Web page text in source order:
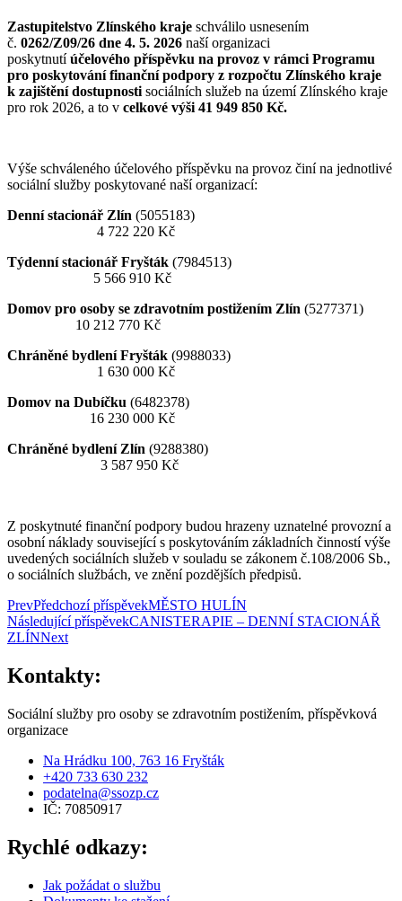
Zastupitelstvo Zlínského kraje schválilo usnesením
č. 0262/Z09/26 dne 4. 5. 2026 naší organizaci
poskytnutíúčelového příspěvku na provoz v rámci Programu
pro poskytování finanční podpory z rozpočtu Zlínského kraje
k zajištění dostupnosti sociálních služeb na území Zlínského kraje
pro rok 2026, a to v celkové výši 41 949 850 Kč.
Výše schváleného účelového příspěvku na provoz činí na jednotlivé
sociální služby poskytované naší organizací:
Denní stacionář Zlín (5055183)
4 722 220 Kč
Týdenní stacionář Fryšták (7984513)
5 566 910 Kč
Domov pro osoby se zdravotním postižením Zlín (5277371)
10 212 770 Kč
Chráněné bydlení Fryšták (9988033)
1 630 000 Kč
Domov na Dubíčku (6482378)
16 230 000 Kč
Chráněné bydlení Zlín (9288380)
3 587 950 Kč
Z poskytnuté finanční podpory budou hrazeny uznatelné provozní a
osobní náklady související s poskytováním základních činností výše
uvedených sociálních služeb v souladu se zákonem č.108/2006 Sb.,
o sociálních službách, ve znění pozdějších předpisů.
PrevPředchozí příspěvekMĚSTO HULÍN
Následující příspěvekCANISTERAPIE – DENNÍ STACIONÁŘ
ZLÍNNext
Kontakty:
Sociální služby pro osoby se zdravotním postižením, příspěvková
organizace
Na Hrádku 100, 763 16 Fryšták
+420 733 630 232
podatelna@ssozp.cz
IČ: 70850917
Rychlé odkazy:
Jak požádat o službu